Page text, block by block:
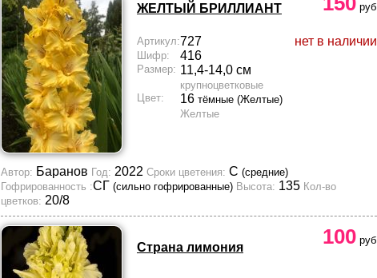
ЖЕЛТЫЙ БРИЛЛИАНТ руб
нет в наличии
Артикул:727
Шифр: 416
Размер: 11,4-14,0 см
крупноцветковые
Цвет:
16 тёмные (Желтые)
Желтые
Автор: Баранов Год: 2022 Сроки цветения: С (средние)
Гофрированность :СГ (сильно гофрированные) Высота: 135 Кол-во
цветков: 20/8
Страна лимония 100 руб